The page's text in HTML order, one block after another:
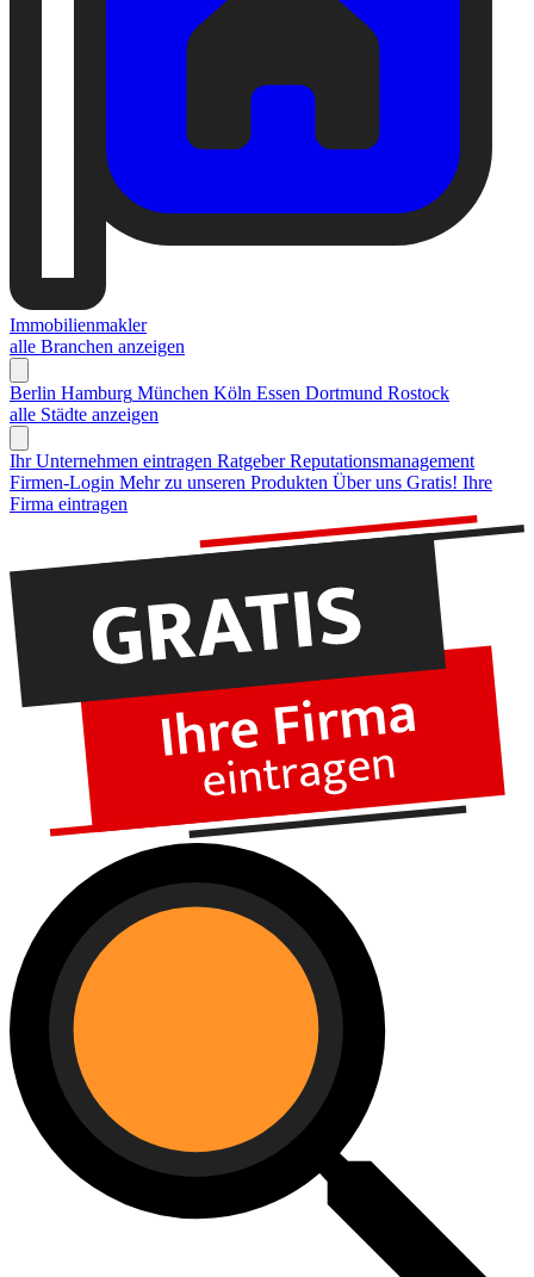
Immobilienmakler
alle Branchen anzeigen
Berlin Hamburg München Köln Essen Dortmund Rostock
alle Städte anzeigen
Ihr Unternehmen eintragen Ratgeber Reputationsmanagement
Firmen-Login Mehr zu unseren Produkten Über uns Gratis! Ihre
Firma eintragen